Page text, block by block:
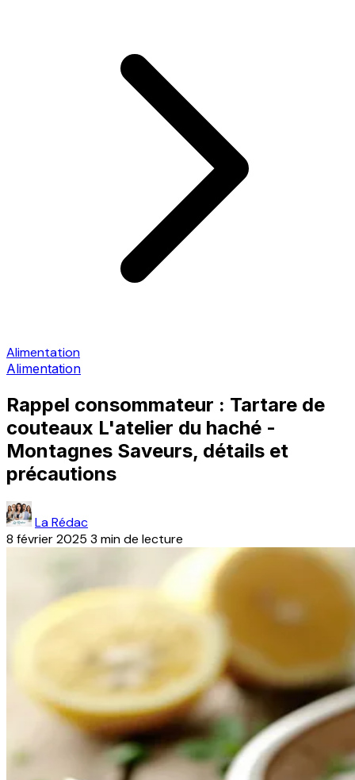
Alimentation
Alimentation
Rappel consommateur : Tartare de
couteaux L'atelier du haché -
Montagnes Saveurs, détails et
précautions
La Rédac
8 février 2025 3 min de lecture